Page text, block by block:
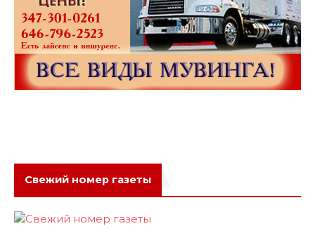
Свежий номер газеты